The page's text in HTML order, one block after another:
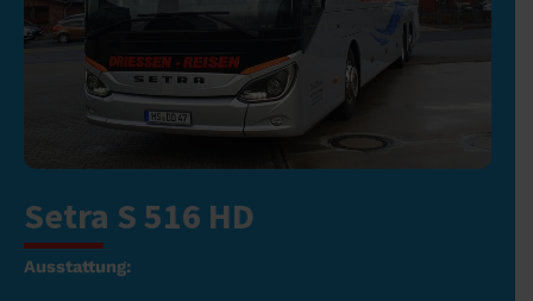
Setra S 516 HD
Ausstattung: